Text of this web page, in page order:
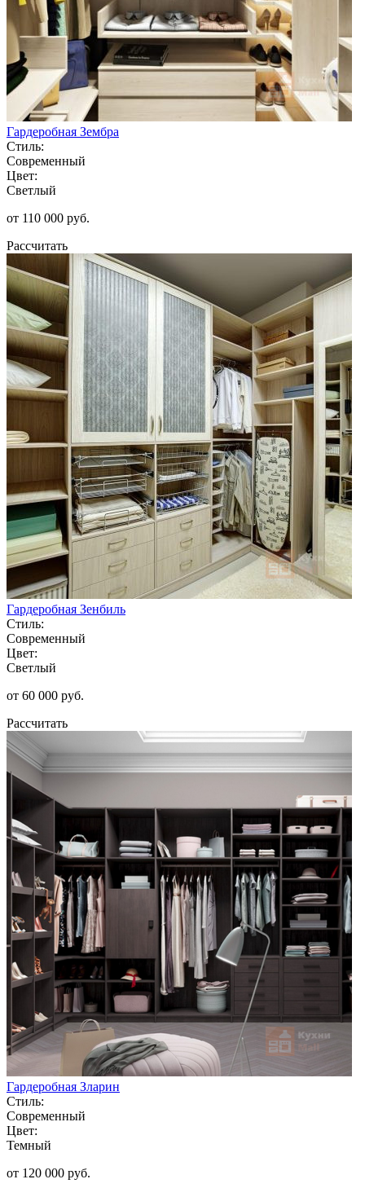
Гардеробная Зембра
Стиль:
Современный
Цвет:
Светлый
от 110 000 руб.
Рассчитать
Гардеробная Зенбиль
Стиль:
Современный
Цвет:
Светлый
от 60 000 руб.
Рассчитать
Гардеробная Зларин
Стиль:
Современный
Цвет:
Темный
от 120 000 руб.